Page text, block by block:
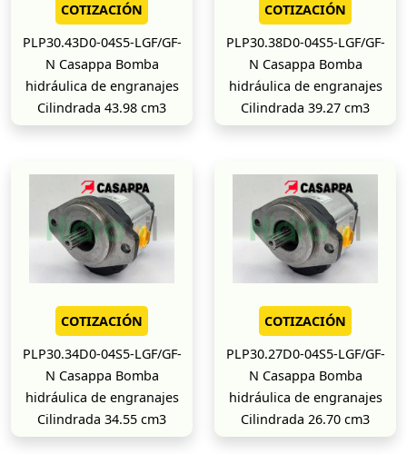
COTIZACIÓN
PLP30.43D0-04S5-LGF/GF-
N Casappa Bomba
hidráulica de engranajes
Cilindrada 43.98 cm3
COTIZACIÓN
PLP30.38D0-04S5-LGF/GF-
N Casappa Bomba
hidráulica de engranajes
Cilindrada 39.27 cm3
COTIZACIÓN
PLP30.34D0-04S5-LGF/GF-
N Casappa Bomba
hidráulica de engranajes
Cilindrada 34.55 cm3
COTIZACIÓN
PLP30.27D0-04S5-LGF/GF-
N Casappa Bomba
hidráulica de engranajes
Cilindrada 26.70 cm3